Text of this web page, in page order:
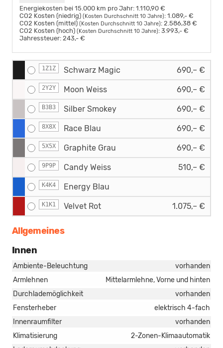
Energiekosten bei 15.000 km pro Jahr: 1.110,90 €
CO2 Kosten (niedrig) (Kosten Durchschnitt 10 Jahre): 1.089,- €
CO2 Kosten (mittel) (Kosten Durchschnitt 10 Jahre): 2.586,38 €
CO2 Kosten (hoch) (Kosten Durchschnitt 10 Jahre): 3.993,- €
Jahressteuer: 243,- €
1Z1Z Schwarz Magic 690,– €
2Y2Y Moon Weiss 690,– €
B3B3 Silber Smokey 690,– €
8X8X Race Blau 690,– €
5X5X Graphite Grau 690,– €
9P9P Candy Weiss 510,– €
K4K4 Energy Blau
K1K1 Velvet Rot 1.075,– €
Allgemeines
Innen
Ambiente-Beleuchtung
vorhanden
Armlehnen
Mittelarmlehne, Vorne und hinten
Durchlademöglichkeit
vorhanden
Fensterheber
elektrisch 4-fach
Innenraumfilter
vorhanden
Klimatisierung
2-Zonen-Klimaautomatik